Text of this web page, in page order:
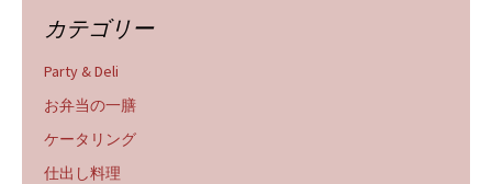
カテゴリー
Party & Deli
お弁当の一膳
ケータリング
仕出し料理